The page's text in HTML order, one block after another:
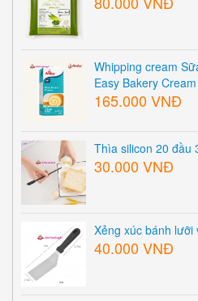
Whipping cream
Easy Bakery Cream
165.000 VNĐ
Thìa silicon 20 đầu
30.000 VNĐ
Xẻng xúc bánh lưỡi
40.000 VNĐ